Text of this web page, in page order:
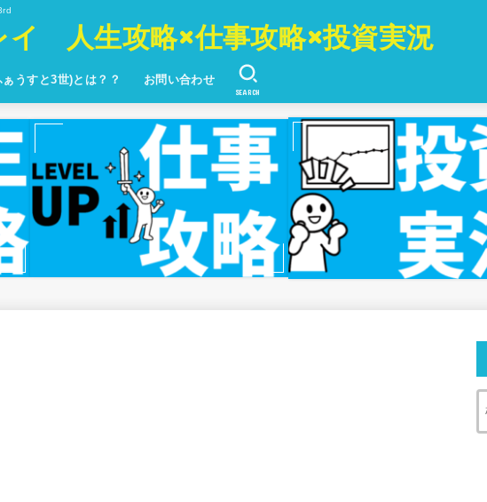
イ 人生攻略×仕事攻略×投資実況
うすと3世)とは？？ お問い合わせ
SEARCH